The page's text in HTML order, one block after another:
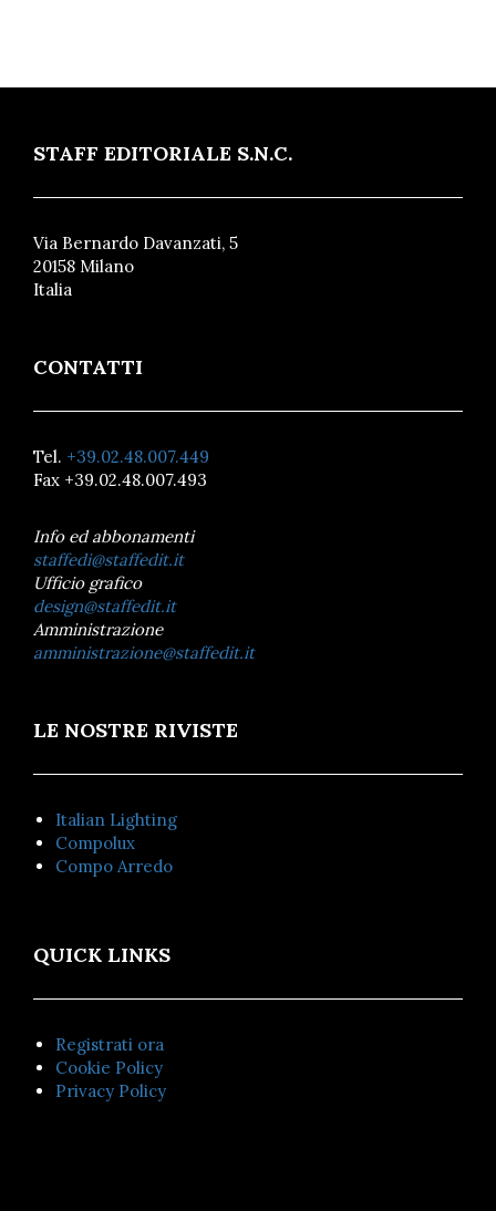
STAFF EDITORIALE S.N.C.
Via Bernardo Davanzati, 5
20158 Milano
Italia
CONTATTI
Tel. +39.02.48.007.449
Fax +39.02.48.007.493
Info ed abbonamenti
staffedi@staffedit.it
Ufficio grafico
design@staffedit.it
Amministrazione
amministrazione@staffedit.it
LE NOSTRE RIVISTE
Italian Lighting
Compolux
Compo Arredo
QUICK LINKS
Registrati ora
Cookie Policy
Privacy Policy